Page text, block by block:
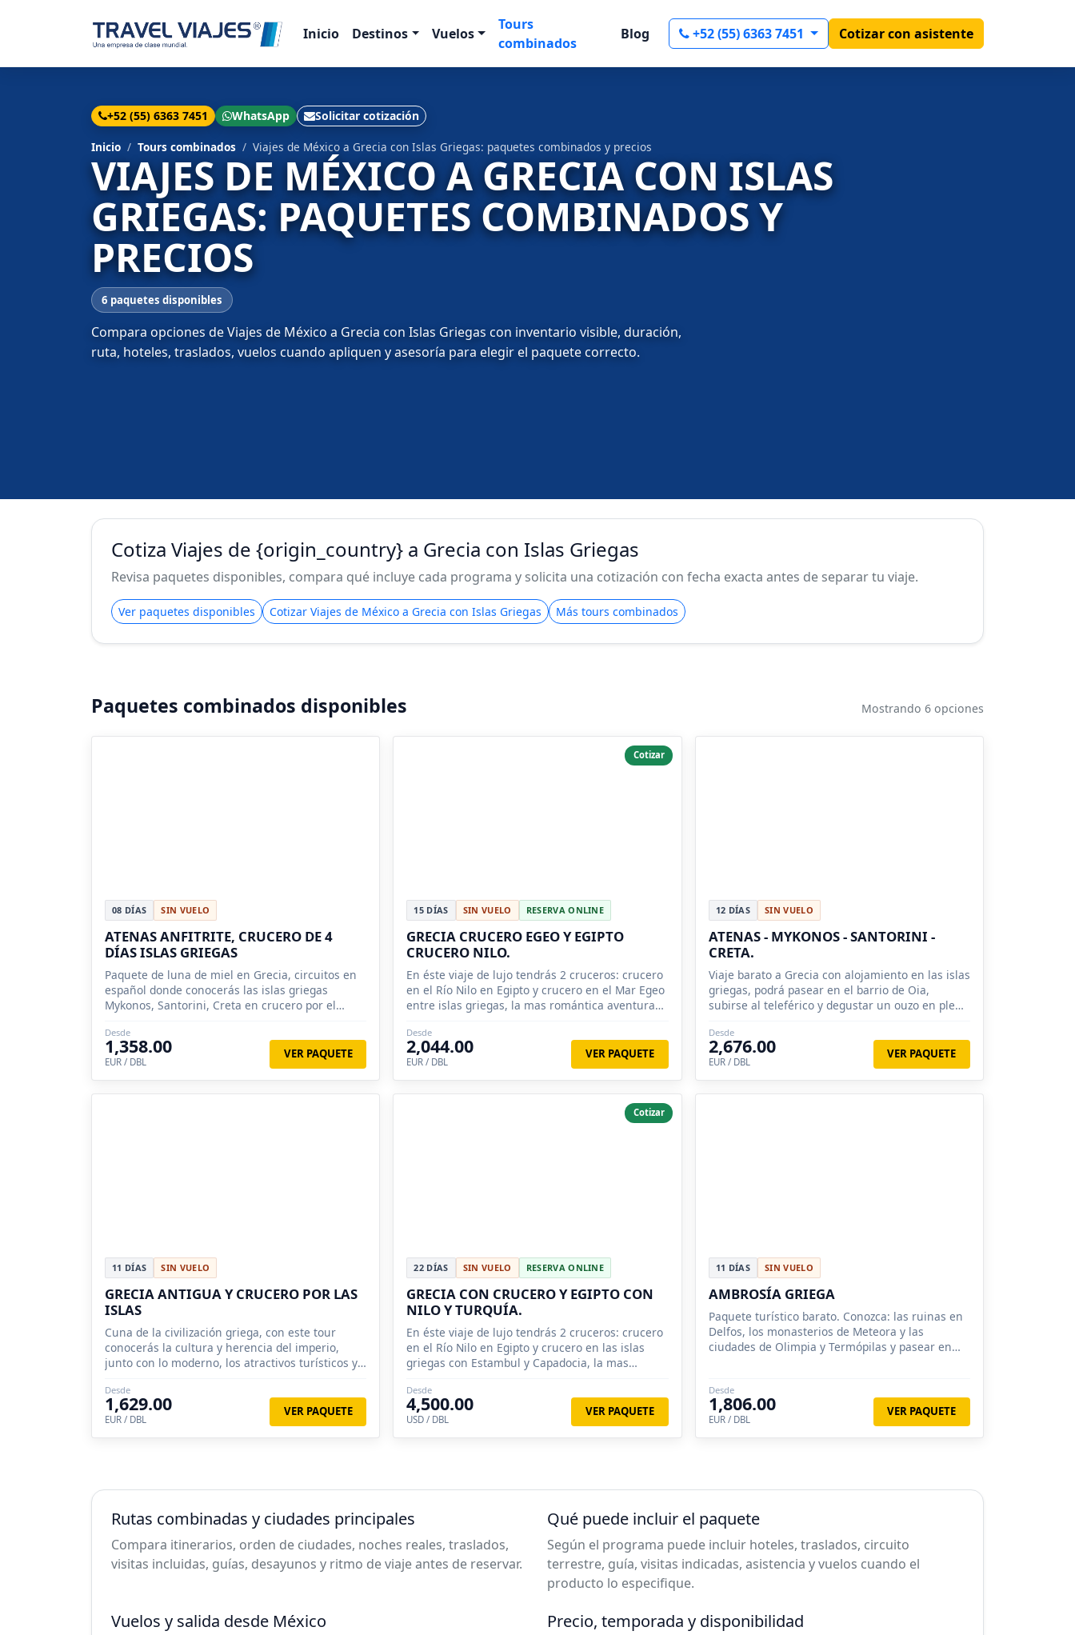
Inicio Destinos Vuelos
Tours
combinados
Blog +52 (55) 6363 7451 Cotizar con asistente
+52 (55) 6363 7451 WhatsApp Solicitar cotización
Inicio Tours combinados Viajes de México a Grecia con Islas Griegas: paquetes combinados y precios
VIAJES DE MÉXICO A GRECIA CON ISLAS
GRIEGAS: PAQUETES COMBINADOS Y
PRECIOS
6 paquetes disponibles
Compara opciones de Viajes de México a Grecia con Islas Griegas con inventario visible, duración,
ruta, hoteles, traslados, vuelos cuando apliquen y asesoría para elegir el paquete correcto.
Cotiza Viajes de {origin_country} a Grecia con Islas Griegas
Revisa paquetes disponibles, compara qué incluye cada programa y solicita una cotización con fecha exacta antes de separar tu viaje.
Ver paquetes disponibles Cotizar Viajes de México a Grecia con Islas Griegas Más tours combinados
Paquetes combinados disponibles Mostrando 6 opciones
08 DÍAS SIN VUELO
ATENAS ANFITRITE, CRUCERO DE 4
DÍAS ISLAS GRIEGAS
Paquete de luna de miel en Grecia, circuitos en
español donde conocerás las islas griegas
Mykonos, Santorini, Creta en crucero por el
Desde
1,358.00
EUR / DBL
VER PAQUETE
Cotizar
15 DÍAS SIN VUELO RESERVA ONLINE
GRECIA CRUCERO EGEO Y EGIPTO
CRUCERO NILO.
En éste viaje de lujo tendrás 2 cruceros: crucero
en el Río Nilo en Egipto y crucero en el Mar Egeo
entre islas griegas, la mas romántica aventura
Desde
2,044.00
EUR / DBL
VER PAQUETE
12 DÍAS SIN VUELO
ATENAS - MYKONOS - SANTORINI -
CRETA.
Viaje barato a Grecia con alojamiento en las islas
griegas, podrá pasear en el barrio de Oia,
subirse al teleférico y degustar un ouzo en pleno
Desde
2,676.00
EUR / DBL
VER PAQUETE
11 DÍAS SIN VUELO
GRECIA ANTIGUA Y CRUCERO POR LAS
ISLAS
Cuna de la civilización griega, con este tour
conocerás la cultura y herencia del imperio,
junto con lo moderno, los atractivos turísticos y
Desde
1,629.00
EUR / DBL
VER PAQUETE
Cotizar
22 DÍAS SIN VUELO RESERVA ONLINE
GRECIA CON CRUCERO Y EGIPTO CON
NILO Y TURQUÍA.
En éste viaje de lujo tendrás 2 cruceros: crucero
en el Río Nilo en Egipto y crucero en las islas
griegas con Estambul y Capadocia, la mas
Desde
4,500.00
USD / DBL
VER PAQUETE
11 DÍAS SIN VUELO
AMBROSÍA GRIEGA
Paquete turístico barato. Conozca: las ruinas en
Delfos, los monasterios de Meteora y las
ciudades de Olimpia y Termópilas y pasear en
Desde
1,806.00
EUR / DBL
VER PAQUETE
Rutas combinadas y ciudades principales
Compara itinerarios, orden de ciudades, noches reales, traslados,
visitas incluidas, guías, desayunos y ritmo de viaje antes de reservar.
Qué puede incluir el paquete
Según el programa puede incluir hoteles, traslados, circuito
terrestre, guía, visitas indicadas, asistencia y vuelos cuando el
producto lo especifique.
Vuelos y salida desde México Precio, temporada y disponibilidad